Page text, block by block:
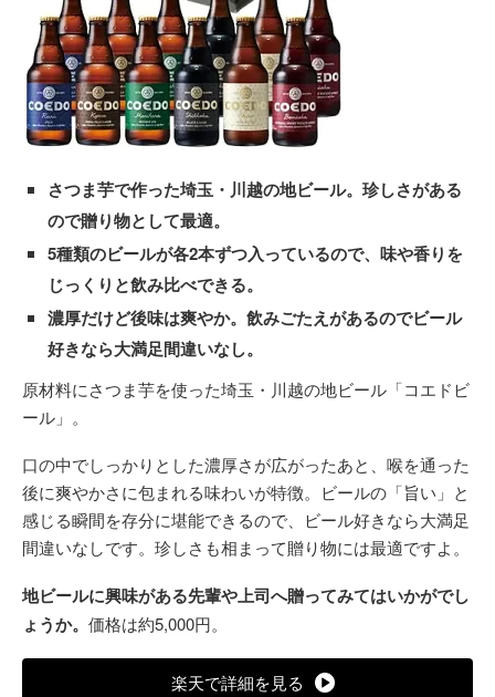
さつま芋で作った埼玉・川越の地ビール。珍しさがある
ので贈り物として最適。
5種類のビールが各2本ずつ入っているので、味や香りを
じっくりと飲み比べできる。
濃厚だけど後味は爽やか。飲みごたえがあるのでビール
好きなら大満足間違いなし。
原材料にさつま芋を使った埼玉・川越の地ビール「コエドビ
ール」。
口の中でしっかりとした濃厚さが広がったあと、喉を通った
後に爽やかさに包まれる味わいが特徴。ビールの「旨い」と
感じる瞬間を存分に堪能できるので、ビール好きなら大満足
間違いなしです。珍しさも相まって贈り物には最適ですよ。
地ビールに興味がある先輩や上司へ贈ってみてはいかがでし
ょうか。 価格は約5,000円。
楽天で詳細を見る